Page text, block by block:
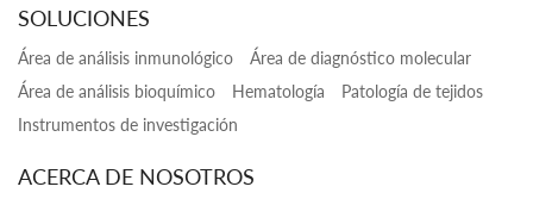
SOLUCIONES
Área de análisis inmunológico
Área de diagnóstico molecular
Área de análisis bioquímico
Hematología
Patología de tejidos
Instrumentos de investigación
ACERCA DE NOSOTROS